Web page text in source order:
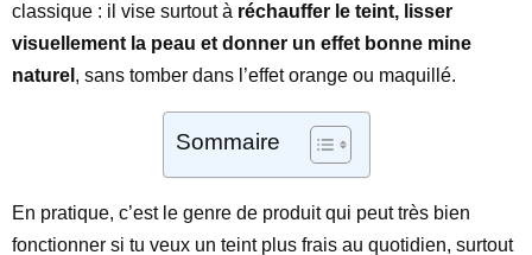
classique : il vise surtout à réchauffer le teint, lisser
visuellement la peau et donner un effet bonne mine
naturel , sans tomber dans l’effet orange ou maquillé.
Sommaire
En pratique, c’est le genre de produit qui peut très bien
fonctionner si tu veux un teint plus frais au quotidien, surtout